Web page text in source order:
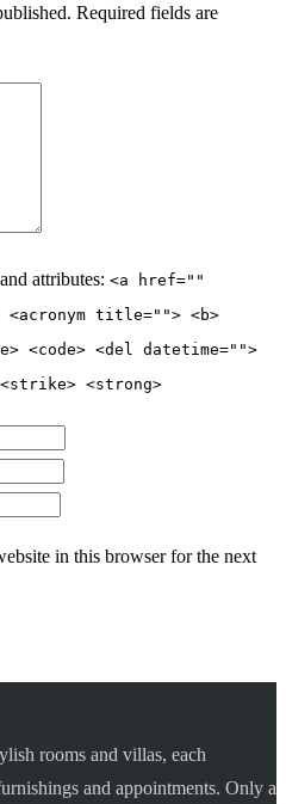
Required fields are
attributes: <a href=""
title=""> <b>
<code> <del datetime="">
<strong>
in this browser for the next
rooms and villas, each
and appointments. Only a